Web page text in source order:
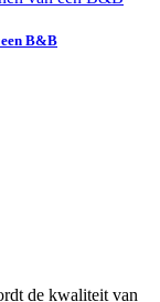
B&B
de kwaliteit van